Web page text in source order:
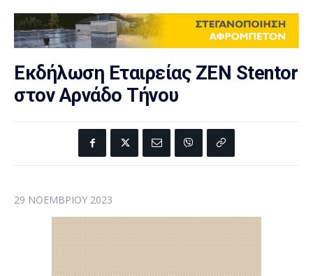
Εκδήλωση Εταιρείας ZEN Stentor
στον Αρνάδο Τήνου
29 ΝΟΕΜΒΡΊΟΥ 2023